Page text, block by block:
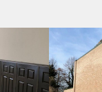
tussenhal
toiletruimte.
slaapkamers,